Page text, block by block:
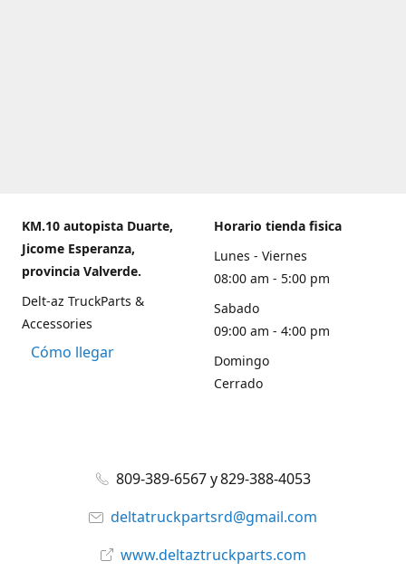
KM.10 autopista Duarte,
Jicome Esperanza,
provincia Valverde.
Delt-az TruckParts &
Accessories
Cómo llegar
Horario tienda fisica
Lunes - Viernes
08:00 am - 5:00 pm
Sabado
09:00 am - 4:00 pm
Domingo
Cerrado
809-389-6567 y 829-388-4053
deltatruckpartsrd@gmail.com
www.deltaztruckparts.com